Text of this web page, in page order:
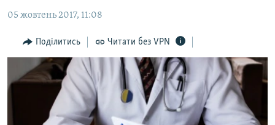
основної
Перейти
до
пошуку
БЛОГИ
ПОГЛЯД
ІНТЕРВ'Ю
ВСЕ ЗА ДЕНЬ
СПЕЦПРОЕКТИ
05 жовтень 2017, 11:08
Поділитись Читати без VPN